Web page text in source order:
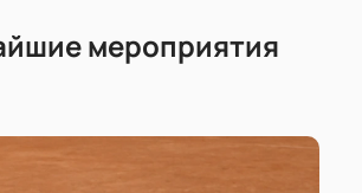
мероприятия